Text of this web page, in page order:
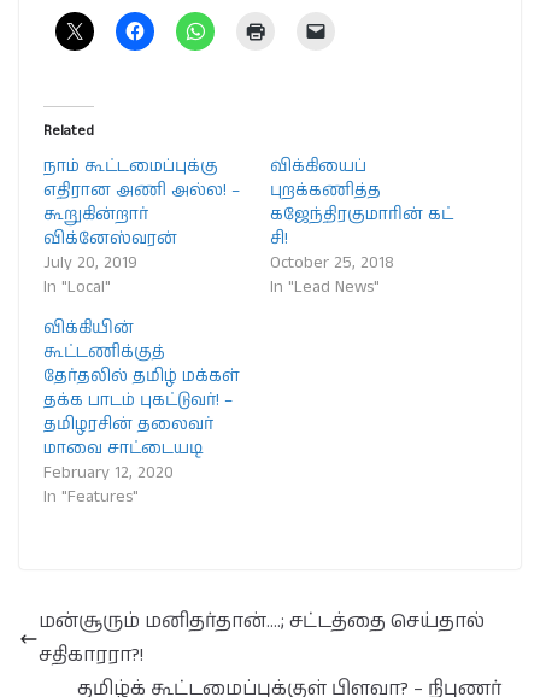
Related
நாம் கூட்டமைப்புக்கு
எதிரான அணி அல்ல! –
கூறுகின்றார்
விக்னேஸ்வரன்
July 20, 2019
In "Local"
விக்கியைப்
புறக்கணித்த
கஜேந்திரகுமாரின் கட்
சி!
October 25, 2018
In "Lead News"
விக்கியின்
கூட்டணிக்குத்
தேர்தலில் தமிழ் மக்கள்
தக்க பாடம் புகட்டுவர்! –
தமிழரசின் தலைவர்
மாவை சாட்டையடி
February 12, 2020
In "Features"
மன்சூரும் மனிதர்தான்….; சட்டத்தை செய்தால்
சதிகாரரா?!
தமிழ்க் கூட்டமைப்புக்குள் பிளவா? – நிபுணர்